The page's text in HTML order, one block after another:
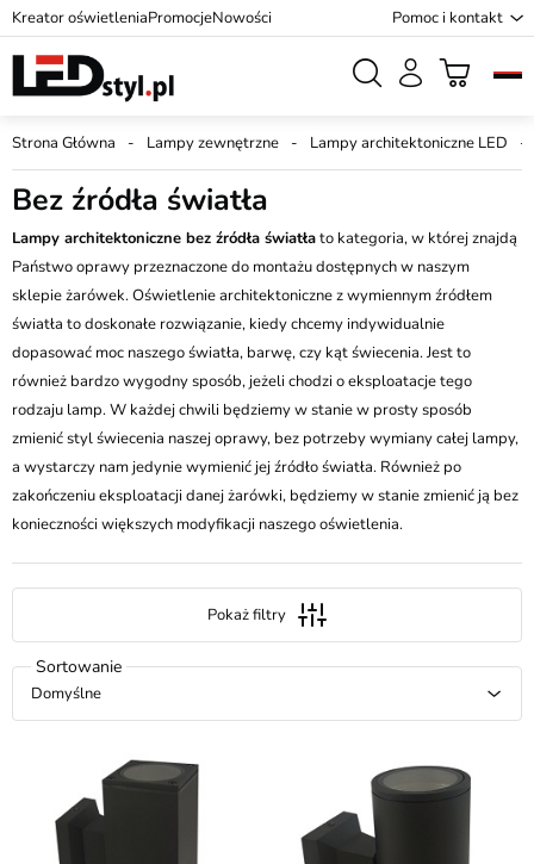
Kreator oświetleniaPromocjeNowości Pomoc i kontakt
Strona Główna Lampy zewnętrzne Lampy architektoniczne LED
Bez źródła światła
Lampy architektoniczne bez źródła światłato kategoria, w której znajdą
Państwo oprawy przeznaczone do montażu dostępnych w naszym
sklepie żarówek. Oświetlenie architektoniczne z wymiennym źródłem
światła to doskonałe rozwiązanie, kiedy chcemy indywidualnie
dopasować moc naszego światła, barwę, czy kąt świecenia. Jest to
również bardzo wygodny sposób, jeżeli chodzi o eksploatacje tego
rodzaju lamp. W każdej chwili będziemy w stanie w prosty sposób
zmienić styl świecenia naszej oprawy, bez potrzeby wymiany całej lampy,
a wystarczy nam jedynie wymienić jej źródło światła. Również po
zakończeniu eksploatacji danej żarówki, będziemy w stanie zmienić ją bez
konieczności większych modyfikacji naszego oświetlenia.
Pokaż filtry
Domyślne